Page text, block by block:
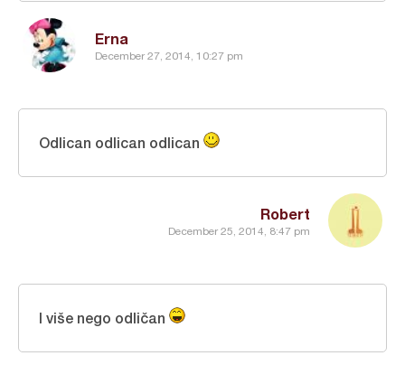
Erna
December 27, 2014, 10:27 pm
Robert
December 25, 2014, 8:47 pm
Odlican odlican odlican
I više nego odličan